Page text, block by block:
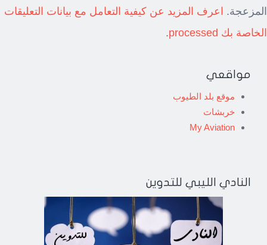
المزعجة.
اعرف المزيد عن كيفية التعامل مع بيانات التعليقات
الخاصة بك processed
.
مواقعي
موقع بلد الطيوب
خربشات
My Aviation
النادي الليبي للتدوين